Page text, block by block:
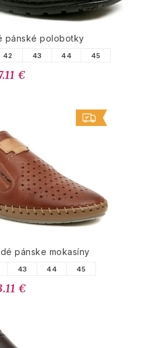
pánské polobotky
42 43 44 45
€
pánske mokasíny
43 44 45
€